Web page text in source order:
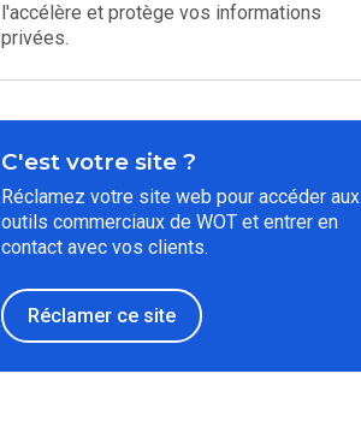
l'accélère et protège vos informations
privées.
C'est votre site ?
Réclamez votre site web pour accéder aux
outils commerciaux de WOT et entrer en
contact avec vos clients.
Réclamer ce site